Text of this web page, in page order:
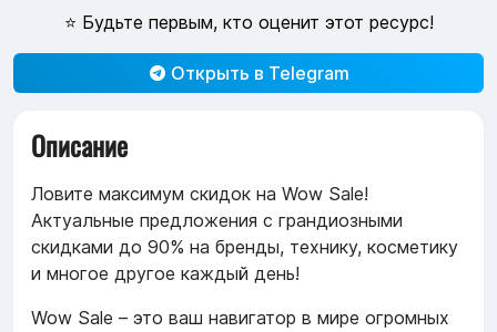
⭐ Будьте первым, кто оценит этот ресурс!
Открыть в Telegram
Описание
Ловите максимум скидок на Wow Sale!
Актуальные предложения с грандиозными
скидками до 90% на бренды, технику, косметику
и многое другое каждый день!
Wow Sale – это ваш навигатор в мире огромных